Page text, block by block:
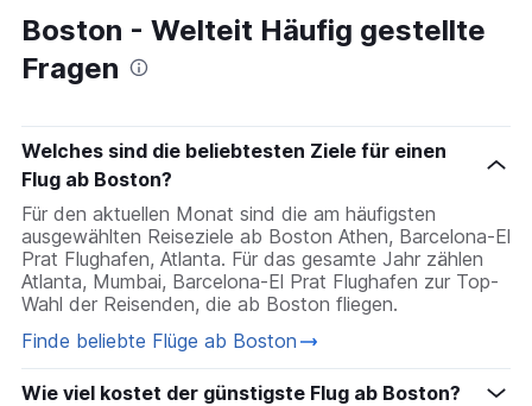
Flüge nach Düsseldorf
Flüge nach Antalya
Boston - Welteit Häufig gestellte
Fragen
Welches sind die beliebtesten Ziele für einen
Flug ab Boston?
Für den aktuellen Monat sind die am häufigsten
ausgewählten Reiseziele ab Boston Athen, Barcelona-El
Prat Flughafen, Atlanta. Für das gesamte Jahr zählen
Atlanta, Mumbai, Barcelona-El Prat Flughafen zur Top-
Wahl der Reisenden, die ab Boston fliegen.
Finde beliebte Flüge ab Boston
Wie viel kostet der günstigste Flug ab Boston?